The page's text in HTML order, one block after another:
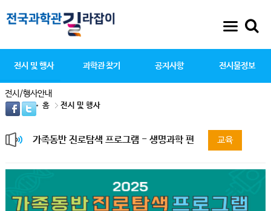
전시 및 행사
전시/행사안내
과학관 찾기 공지사항 전시물정보
홈 전시 및 행사
가족동반 진로탐색 프로그램 - 생명과학 편 교육